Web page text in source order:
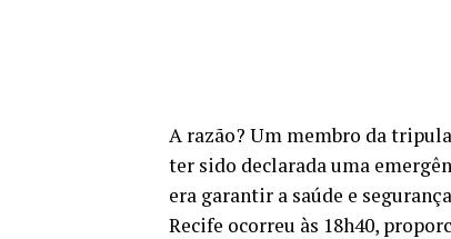
A razão? Um membro da
ter sido declarada uma
era garantir a saúde e
Recife ocorreu às 18h40,